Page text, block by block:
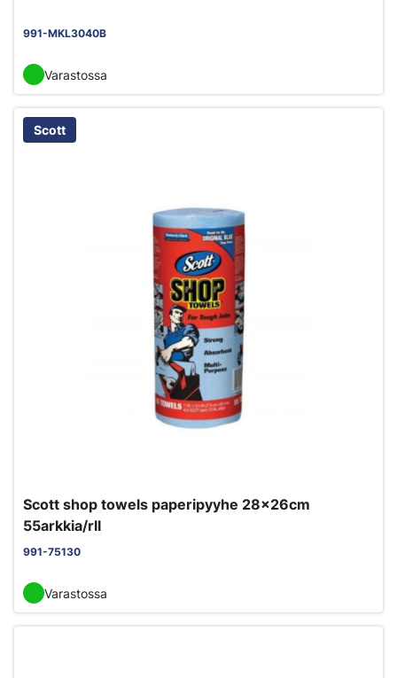
991-MKL3040B
Varastossa
Scott
Scott shop towels paperipyyhe 28x26cm
55arkkia/rll
991-75130
Varastossa